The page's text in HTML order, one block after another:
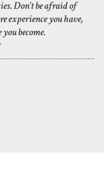
Don't be afraid of
experience you have,
become.